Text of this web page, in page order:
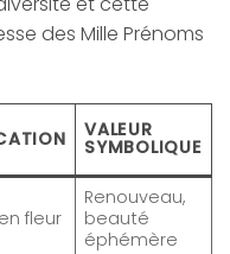
des Mille Prénoms
VALEUR
SYMBOLIQUE
fleur
Renouveau,
beauté
éphémère